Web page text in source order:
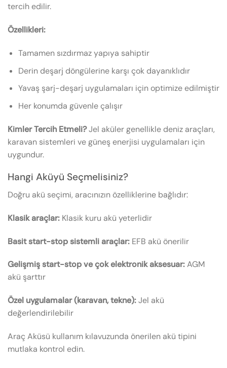
tercih edilir.
Özellikleri:
Tamamen sızdırmaz yapıya sahiptir
Derin deşarj döngülerine karşı çok dayanıklıdır
Yavaş şarj-deşarj uygulamaları için optimize edilmiştir
Her konumda güvenle çalışır
Kimler Tercih Etmeli?Jel aküler genellikle deniz araçları,
karavan sistemleri ve güneş enerjisi uygulamaları için
uygundur.
Hangi Aküyü Seçmelisiniz?
Doğru akü seçimi, aracınızın özelliklerine bağlıdır:
Klasik araçlar: Klasik kuru akü yeterlidir
Basit start-stop sistemli araçlar: EFB akü önerilir
Gelişmiş start-stop ve çok elektronik aksesuar:AGM
akü şarttır
Özel uygulamalar (karavan, tekne):Jel akü
değerlendirilebilir
Araç Aküsü kullanım kılavuzunda önerilen akü tipini
mutlaka kontrol edin.